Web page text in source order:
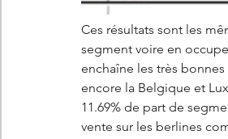
Ces résultats sont les
segment voire en
enchaîne les très bonnes
encore la Belgique et
11.69% de part de
vente sur les berlines